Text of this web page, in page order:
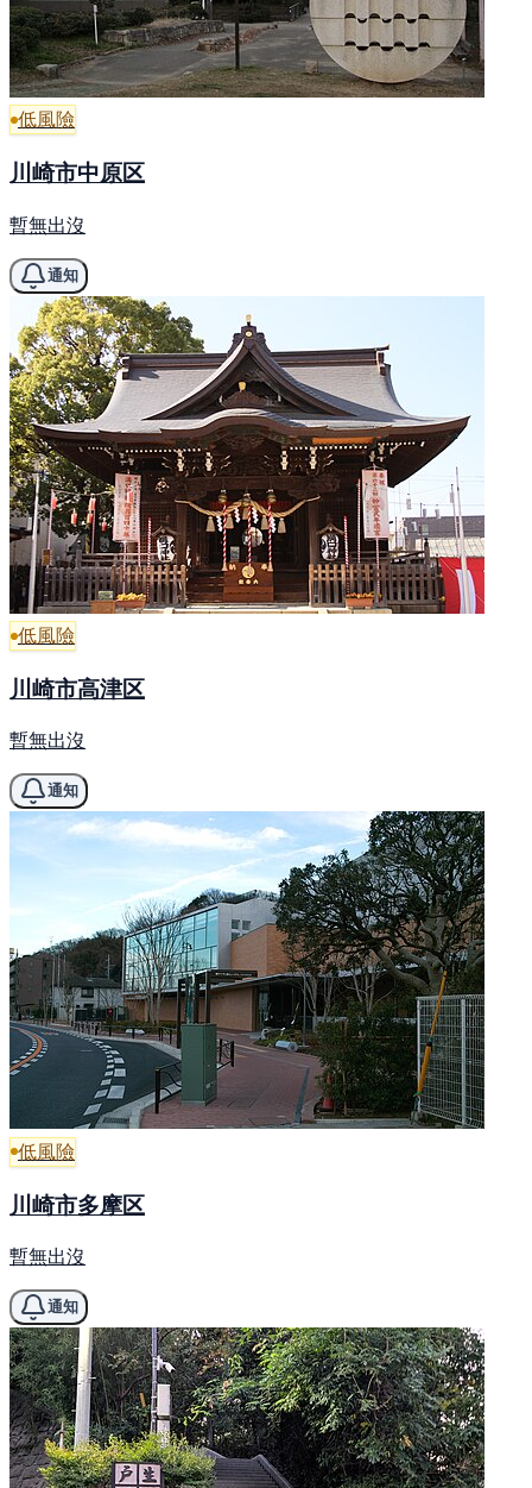
低風險
川崎市中原区
暫無出沒
通知
低風險
川崎市高津区
暫無出沒
通知
低風險
川崎市多摩区
暫無出沒
通知